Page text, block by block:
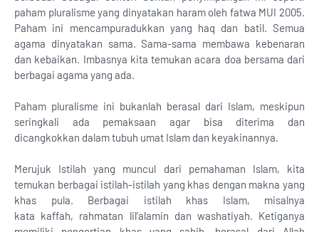
paham pluralisme yang dinyatakan haram oleh fatwa MUI 2005.
Paham ini mencampuradukkan yang haq dan batil. Semua
agama dinyatakan sama. Sama-sama membawa kebenaran
dan kebaikan. Imbasnya kita temukan acara doa bersama dari
berbagai agama yang ada.
Paham pluralisme ini bukanlah berasal dari Islam, meskipun
seringkali ada pemaksaan agar bisa diterima dan
dicangkokkan dalam tubuh umat Islam dan keyakinannya.
Merujuk Istilah yang muncul dari pemahaman Islam, kita
temukan berbagai istilah-istilah yang khas dengan makna yang
khas pula. Berbagai istilah khas Islam, misalnya
kata kaffah, rahmatan lil’alamin dan washatiyah. Ketiganya